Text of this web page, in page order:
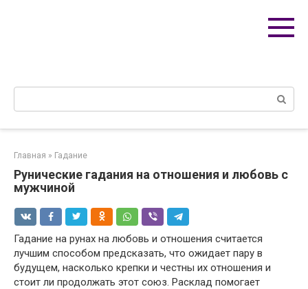
Главная » Гадание
Рунические гадания на отношения и любовь с
мужчиной
Гадание на рунах на любовь и отношения считается
лучшим способом предсказать, что ожидает пару в
будущем, насколько крепки и честны их отношения и
стоит ли продолжать этот союз. Расклад помогает